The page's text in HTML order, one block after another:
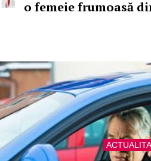
o femeie frumoasă